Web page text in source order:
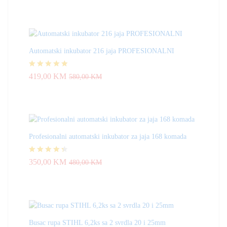
Automatski inkubator 216 jaja PROFESIONALNI
Ocjenjeno
419,00 KM 580,00KM
Profesionalni automatski inkubator za jaja 168 komada
Ocjenjeno
350,00 KM 480,00KM
Busac rupa STIHL 6,2ks sa 2 svrdla 20 i 25mm